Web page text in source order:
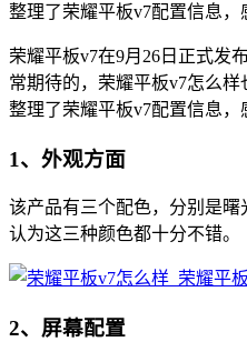
整理了荣耀平板v7配置信息，
荣耀平板v7在9月26日正式发
常期待的，荣耀平板v7怎么
整理了荣耀平板v7配置信息，
1、外观方面
该产品有三个配色，分别是
认为这三种颜色都十分不错。
2、屏幕配置